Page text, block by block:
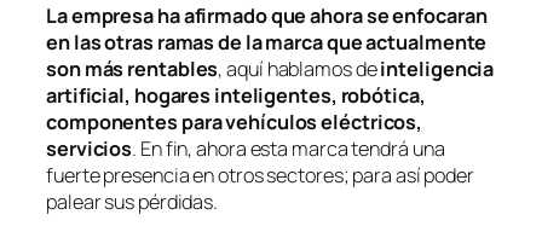
La empresa ha afirmado que ahora se enfocaran
en las otras ramas de la marca que actualmente
son más rentables, aquí hablamos deinteligencia
artificial, hogares inteligentes, robótica,
componentes para vehículos eléctricos,
servicios. En fin, ahora esta marca tendrá una
fuerte presencia en otros sectores; para así poder
palear sus pérdidas.